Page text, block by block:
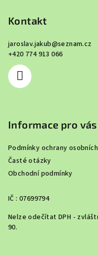
Kontakt
jaroslav.jakub@seznam.cz
+420 774 913 066
Informace pro vás
Podmínky ochrany
Časté otázky
Obchodní podmínky
IČ : 07699794
Nelze odečítat DPH -
90.